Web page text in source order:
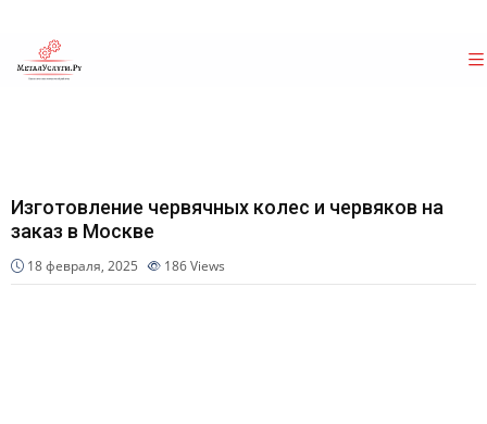
Изготовление червячных колес и червяков на
заказ в Москве
18 февраля, 2025 186Views